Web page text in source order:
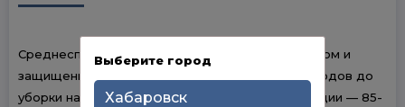
Среднеспелый сорт для выращивания в открытом и
защищенном грунте на зелень и специи. От всходов до
уборки на зелень 30-40 дней, до уборки на специи — 85-
Выберите город
Хабаровск